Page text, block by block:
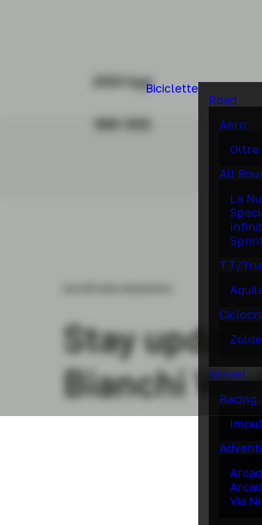
Biciclette
Road
Aero
Oltre
All
La
TT/
Gravel
Racing
Via
2000 Oggi
1885 1930
Stay
Bianchi